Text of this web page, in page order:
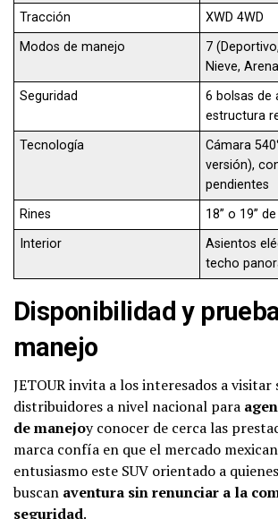
Tracción
XWD 4WD
Modos de manejo
7
Nieve,
Seguridad
6 bolsas de
estructura
Tecnología
Cámara
versión),
pendientes
Rines
18” o 19”
Interior
Asientos
techo
Disponibilidad y
manejo
JETOUR invita a los interesados a visitar
distribuidores a nivel nacional para
de manejoy conocer de cerca las
marca confía en que el mercado
entusiasmo este SUV orientado a quienes
buscan aventura sin renunciar a la
seguridad.